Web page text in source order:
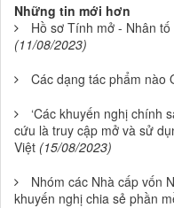
Những tin mới hơn
Hồ sơ Tính mở - Nhân
(11/08/2023)
Các dạng tác phẩm nào
‘Các khuyến nghị chính
cứu là truy cập mở và sử
Việt (15/08/2023)
Nhóm các Nhà cấp vốn
khuyến nghị chia sẻ phần